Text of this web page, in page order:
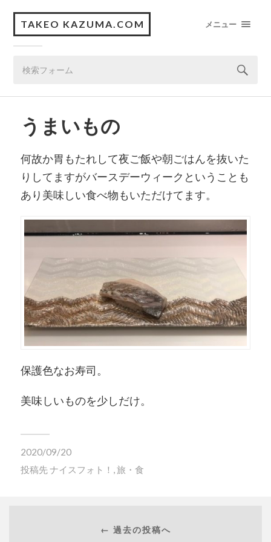
TAKEO KAZUMA.COM メニュー
うまいもの
何故か胃もたれして夜ご飯や朝ごはんを抜いた
りしてますがバースデーウィークということも
あり美味しい食べ物もいただけてます。
保護色なお寿司。
美味しいものを少しだけ。
2020/09/20
投稿先 ナイスフォト！ ,旅・食
← 過去の投稿へ